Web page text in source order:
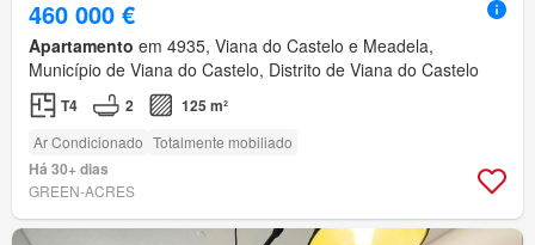
460 000 €
Apartamento em 4935, Viana do Castelo e Meadela,
Município de Viana do Castelo, Distrito de Viana do Castelo
T4 2 125 m²
Ar Condicionado Totalmente mobiliado
Há 30+ dias
GREEN-ACRES